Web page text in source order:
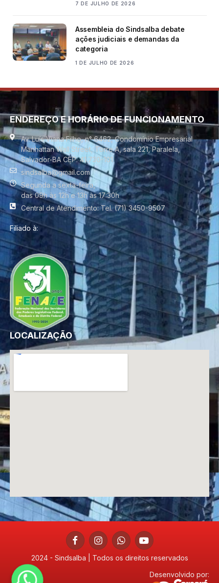
7 DE JULHO DE 2026
Assembleia do Sindsalba debate
ações judiciais e demandas da
categoria
1 DE JULHO DE 2026
ENDEREÇO E HORÁRIO DE FUNCIONAMENTO
Av. Luís Viana Filho, n° 6462, Condomínio Empresarial
Manhattan Wall Street, Torre A, sala 221, Paralela,
Salvador-BA CEP. 41.730-101
sindsalba@gmail.com
Segunda a sexta-feira,
das 09h às 12h e 13h às 17:30h
Central de Atendimento: Tel. (71) 3450-9507
Filiado à:
LOCALIZAÇÃO
FacebookInstagramWhatsAppYouTube
2024 - Sindsalba | Todos os direitos reservados
Desenvolvido por: